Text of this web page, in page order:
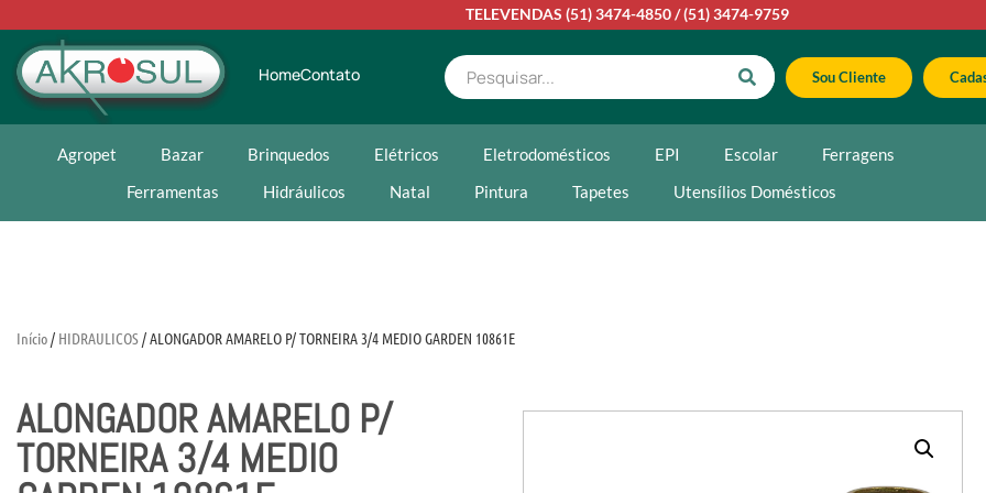
TELEVENDAS (51) 3474-4850/(51) 3474-9759
HomeContato Sou Cliente
Agropet Bazar Brinquedos Elétricos Eletrodomésticos EPI Escolar
Ferragens
Ferramentas
Hidráulicos Natal Pintura Tapetes Utensílios Domésticos
Início/ HIDRAULICOS/ ALONGADOR AMARELO P/ TORNEIRA 3/4 MEDIO GARDEN 10861E
ALONGADOR AMARELO P/
TORNEIRA 3/4 MEDIO